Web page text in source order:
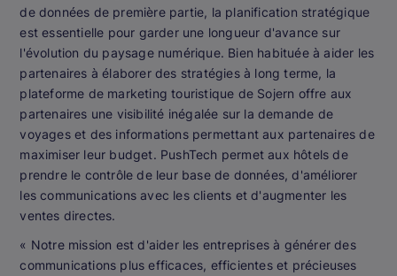
de données de première partie, la planification stratégique
est essentielle pour garder une longueur d'avance sur
l'évolution du paysage numérique. Bien habituée à aider les
partenaires à élaborer des stratégies à long terme, la
plateforme de marketing touristique de Sojern offre aux
partenaires une visibilité inégalée sur la demande de
voyages et des informations permettant aux partenaires de
maximiser leur budget. PushTech permet aux hôtels de
prendre le contrôle de leur base de données, d'améliorer
les communications avec les clients et d'augmenter les
ventes directes.
« Notre mission est d'aider les entreprises à générer des
communications plus efficaces, efficientes et précieuses